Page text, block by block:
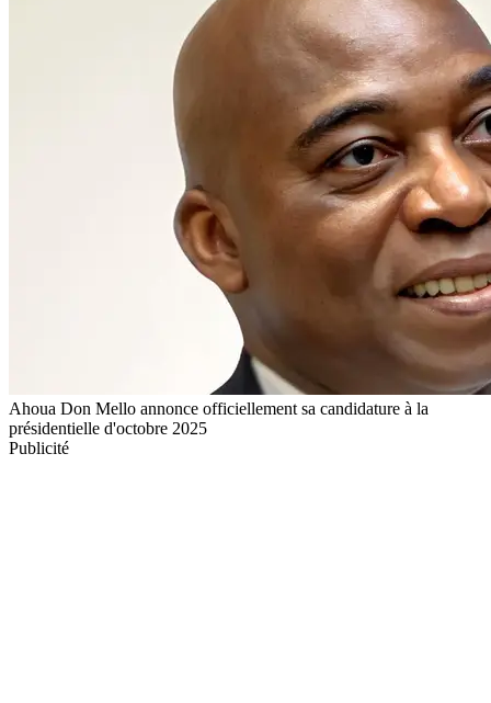
Ahoua Don Mello annonce officiellement sa candidature à la
présidentielle d'octobre 2025
Publicité